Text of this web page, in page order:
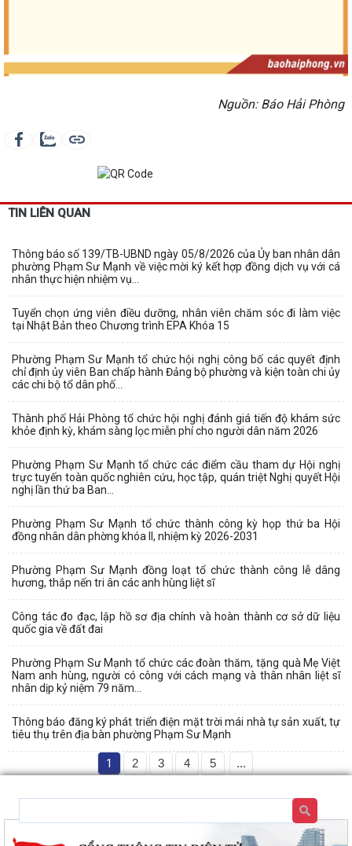
Nguồn: Báo Hải Phòng
TIN LIÊN QUAN
Thông báo số 139/TB-UBND ngày 05/8/2026 của Ủy ban nhân dân
phường Phạm Sư Mạnh về việc mời ký kết hợp đồng dịch vụ với cá
nhân thực hiện nhiệm vụ...
Tuyển chọn ứng viên điều dưỡng, nhân viên chăm sóc đi làm việc
tại Nhật Bản theo Chương trình EPA Khóa 15
Phường Phạm Sư Mạnh tổ chức hội nghị công bố các quyết định
chỉ định ủy viên Ban chấp hành Đảng bộ phường và kiện toàn chi ủy
các chi bộ tổ dân phố...
Thành phố Hải Phòng tổ chức hội nghị đánh giá tiến độ khám sức
khỏe định kỳ, khám sàng lọc miễn phí cho người dân năm 2026
Phường Phạm Sư Mạnh tổ chức các điểm cầu tham dự Hội nghị
trực tuyến toàn quốc nghiên cứu, học tập, quán triệt Nghị quyết Hội
nghị lần thứ ba Ban...
Phường Phạm Sư Mạnh tổ chức thành công kỳ họp thứ ba Hội
đồng nhân dân phờng khóa II, nhiệm kỳ 2026-2031
Phường Phạm Sư Mạnh đồng loạt tổ chức thành công lễ dâng
hương, thắp nến tri ân các anh hùng liệt sĩ
Công tác đo đạc, lập hồ sơ địa chính và hoàn thành cơ sở dữ liệu
quốc gia về đất đai
Phường Phạm Sư Mạnh tổ chức các đoàn thăm, tặng quà Mẹ Việt
Nam anh hùng, người có công với cách mạng và thân nhân liệt sĩ
nhân dịp kỷ niệm 79 năm...
Thông báo đăng ký phát triển điện mặt trời mái nhà tự sản xuất, tự
tiêu thụ trên địa bàn phường Phạm Sư Mạnh
1 2 3 4 5 ...